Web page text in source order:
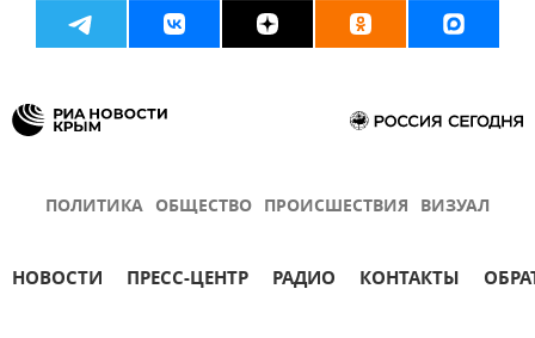
ПОЛИТИКА ОБЩЕСТВО ПРОИСШЕСТВИЯ ВИЗУАЛ
НОВОСТИ ПРЕСС-ЦЕНТР РАДИО КОНТАКТЫ